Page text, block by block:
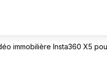
immobilière Insta360 X5